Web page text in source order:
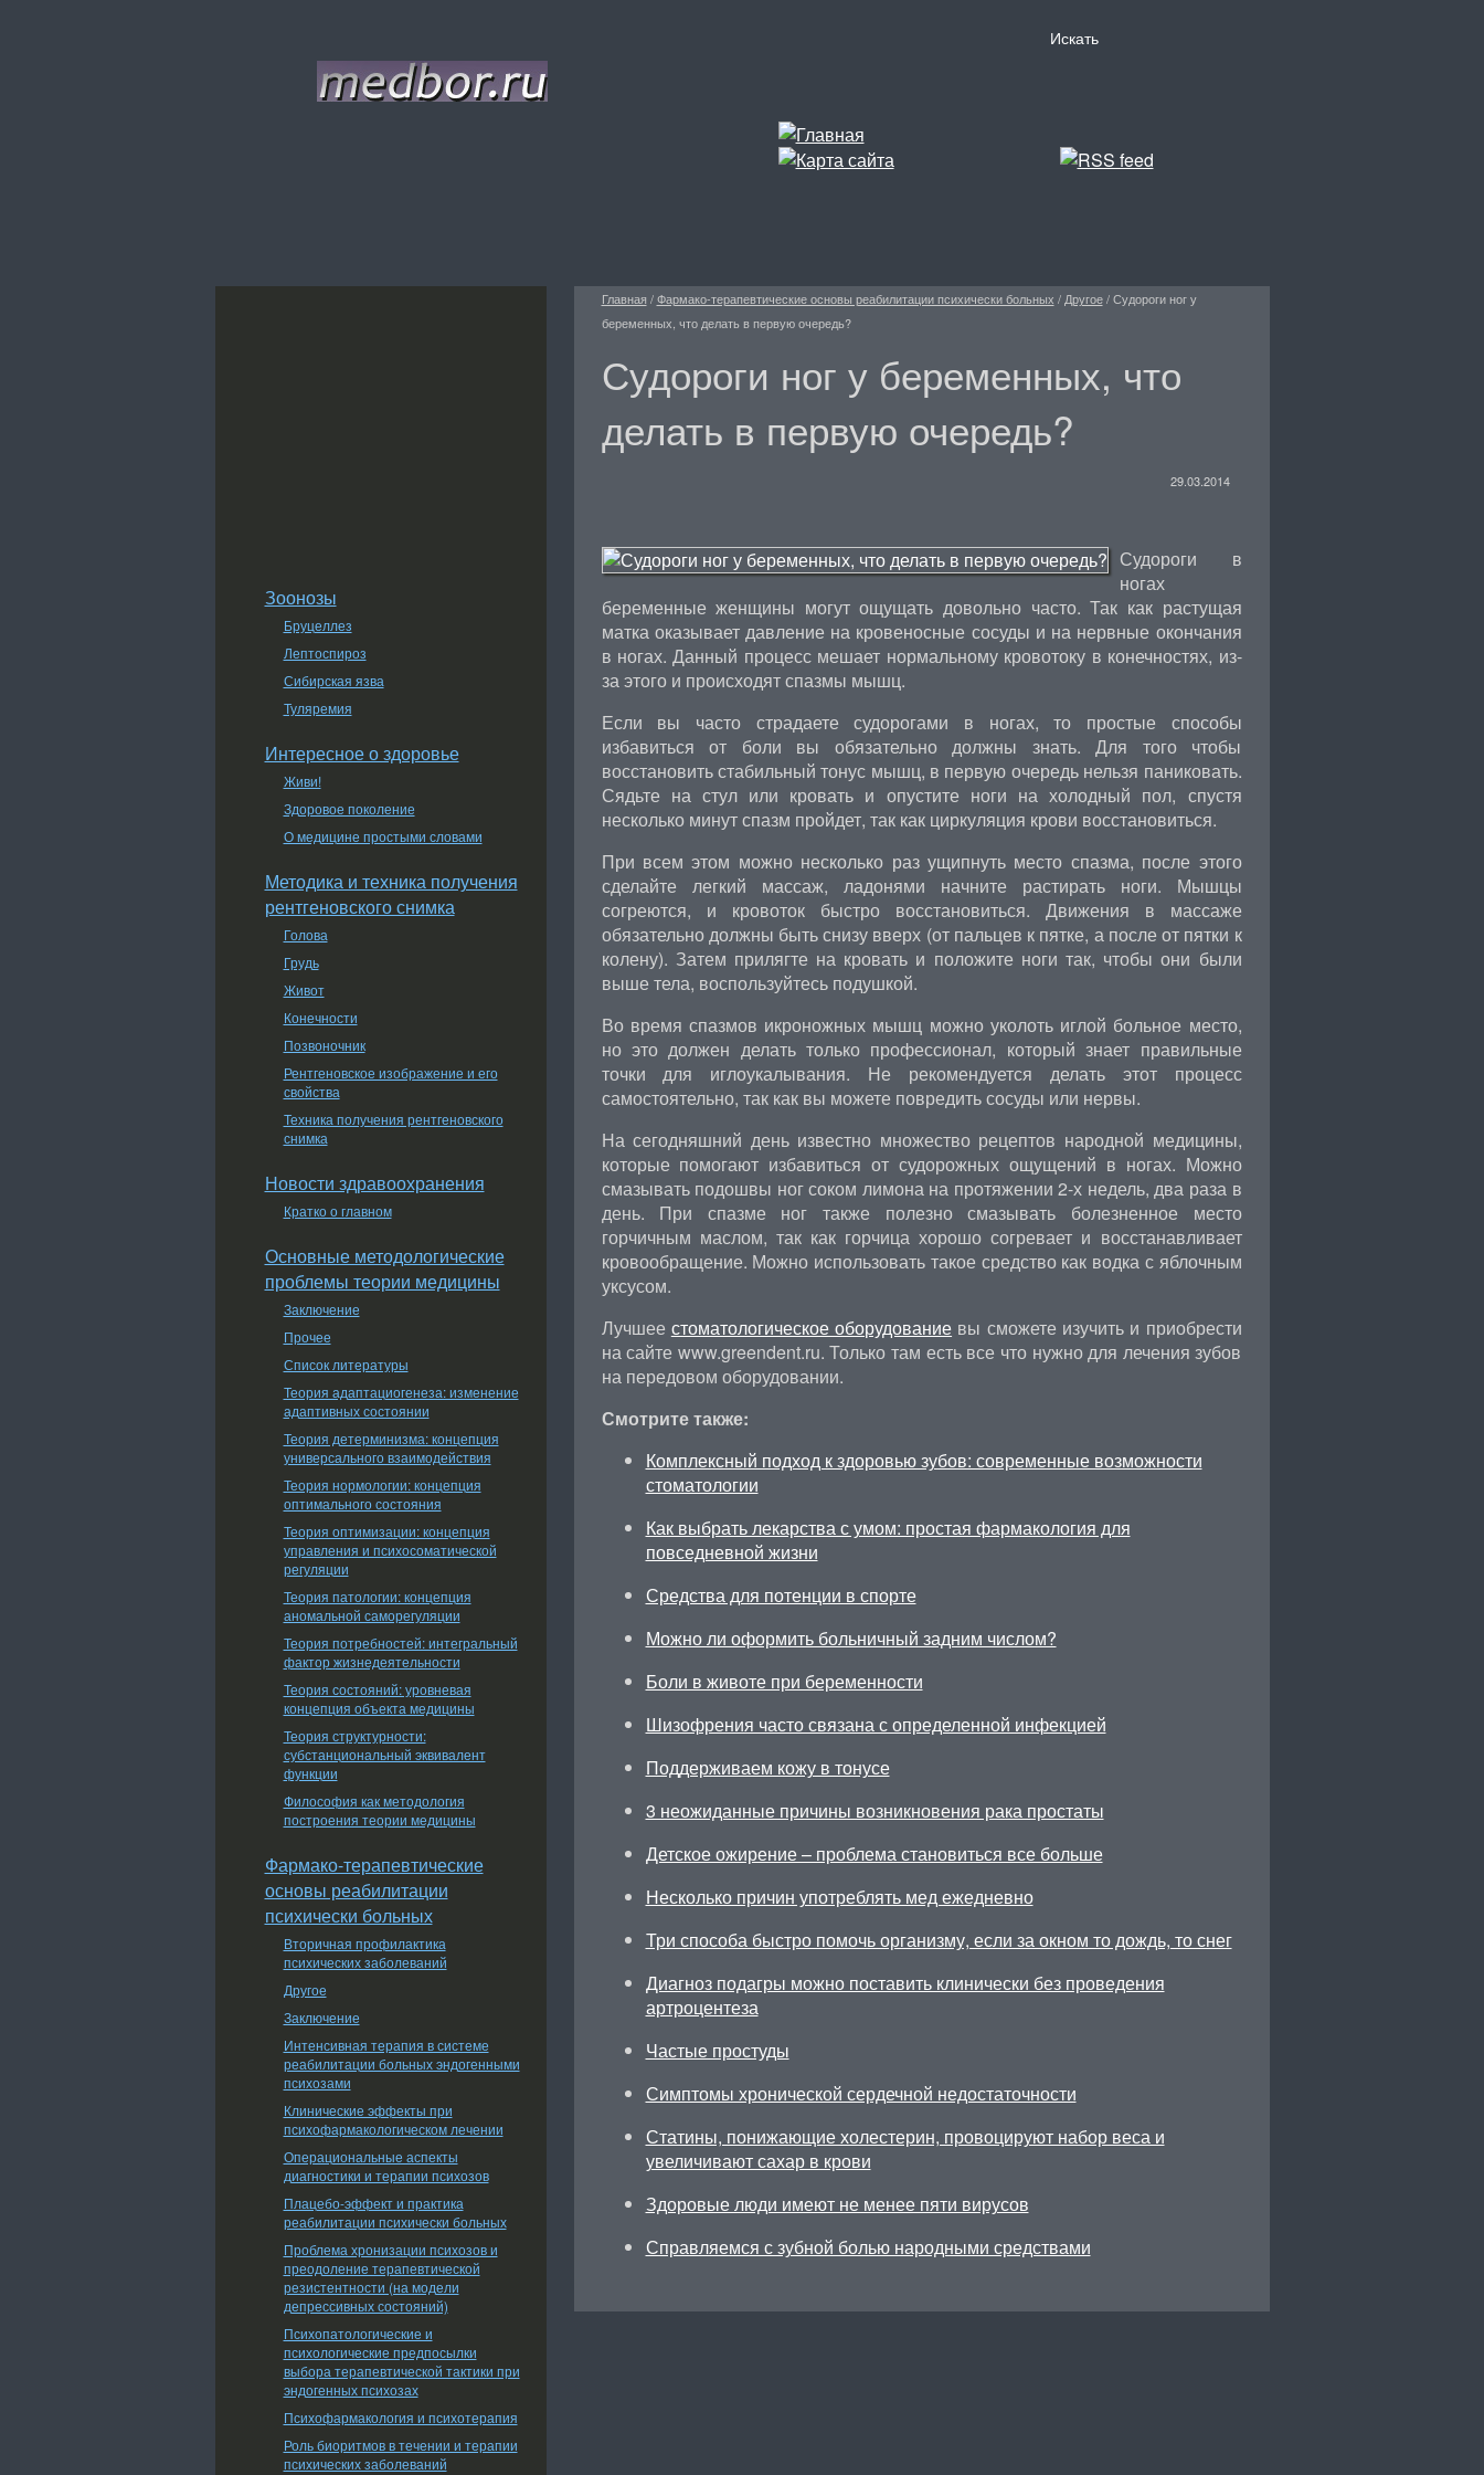
Главная /Фармако-терапевтические основы реабилитации психически больных / Другое/Судороги ног у
беременных, что делать в первую очередь?
Судороги ног у беременных, что
делать в первую очередь?
29.03.2014
Судороги в
ногах
беременные женщины могут ощущать довольно часто. Так как растущая
матка оказывает давление на кровеносные сосуды и на нервные окончания
в ногах. Данный процесс мешает нормальному кровотоку в конечностях, из-
за этого и происходят спазмы мышц.
Если вы часто страдаете судорогами в ногах, то простые способы
избавиться от боли вы обязательно должны знать. Для того чтобы
восстановить стабильный тонус мышц, в первую очередь нельзя паниковать.
Сядьте на стул или кровать и опустите ноги на холодный пол, спустя
несколько минут спазм пройдет, так как циркуляция крови восстановиться.
При всем этом можно несколько раз ущипнуть место спазма, после этого
сделайте легкий массаж, ладонями начните растирать ноги. Мышцы
согреются, и кровоток быстро восстановиться. Движения в массаже
обязательно должны быть снизу вверх (от пальцев к пятке, а после от пятки к
колену). Затем прилягте на кровать и положите ноги так, чтобы они были
выше тела, воспользуйтесь подушкой.
Во время спазмов икроножных мышц можно уколоть иглой больное место,
но это должен делать только профессионал, который знает правильные
точки для иглоукалывания. Не рекомендуется делать этот процесс
самостоятельно, так как вы можете повредить сосуды или нервы.
На сегодняшний день известно множество рецептов народной медицины,
которые помогают избавиться от судорожных ощущений в ногах. Можно
смазывать подошвы ног соком лимона на протяжении 2-х недель, два раза в
день. При спазме ног также полезно смазывать болезненное место
горчичным маслом, так как горчица хорошо согревает и восстанавливает
кровообращение. Можно использовать такое средство как водка с яблочным
уксусом.
Лучшее стоматологическое оборудование вы сможете изучить и приобрести
на сайте www.greendent.ru. Только там есть все что нужно для лечения зубов
на передовом оборудовании.
Смотрите также:
Комплексный подход к здоровью зубов: современные возможности
стоматологии
Как выбрать лекарства с умом: простая фармакология для
повседневной жизни
Средства для потенции в спорте
Можно ли оформить больничный задним числом?
Боли в животе при беременности
Шизофрения часто связана с определенной инфекцией
Поддерживаем кожу в тонусе
3 неожиданные причины возникновения рака простаты
Детское ожирение – проблема становиться все больше
Несколько причин употреблять мед ежедневно
Три способа быстро помочь организму, если за окном то дождь, то снег
Диагноз подагры можно поставить клинически без проведения
артроцентеза
Частые простуды
Симптомы хронической сердечной недостаточности
Статины, понижающие холестерин, провоцируют набор веса и
увеличивают сахар в крови
Здоровые люди имеют не менее пяти вирусов
Справляемся с зубной болью народными средствами
Зоонозы
Бруцеллез
Лептоспироз
Сибирская язва
Туляремия
Интересное о здоровье
Живи!
Здоровое поколение
О медицине простыми словами
Методика и техника получения
рентгеновского снимка
Голова
Грудь
Живот
Конечности
Позвоночник
Рентгеновское изображение и его
свойства
Техника получения рентгеновского
снимка
Новости здравоохранения
Кратко о главном
Основные методологические
проблемы теории медицины
Заключение
Прочее
Список литературы
Теория адаптациогенеза: изменение
адаптивных состоянии
Теория детерминизма: концепция
универсального взаимодействия
Теория нормологии: концепция
оптимального состояния
Теория оптимизации: концепция
управления и психосоматической
регуляции
Теория патологии: концепция
аномальной саморегуляции
Теория потребностей: интегральный
фактор жизнедеятельности
Теория состояний: уровневая
концепция объекта медицины
Теория структурности:
субстанциональный эквивалент
функции
Философия как методология
построения теории медицины
Фармако-терапевтические
основы реабилитации
психически больных
Вторичная профилактика
психических заболеваний
Другое
Заключение
Интенсивная терапия в системе
реабилитации больных эндогенными
психозами
Клинические эффекты при
психофармакологическом лечении
Операциональные аспекты
диагностики и терапии психозов
Плацебо-эффект и практика
реабилитации психически больных
Проблема хронизации психозов и
преодоление терапевтической
резистентности (на модели
депрессивных состояний)
Психопатологические и
психологические предпосылки
выбора терапевтической тактики при
эндогенных психозах
Психофармакология и психотерапия
Роль биоритмов в течении и терапии
психических заболеваний